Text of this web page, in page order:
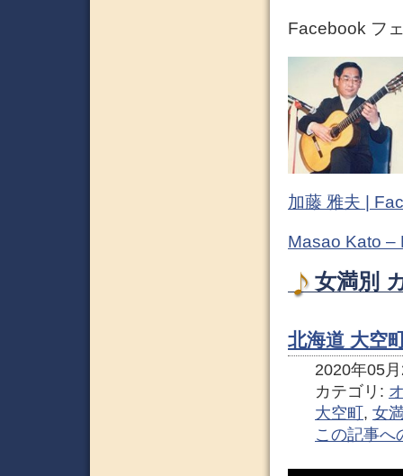
Facebook フ
加藤 雅夫 |
Masao Kato –
女満別
北海道 大空
2020年05
カテゴリ:
大空町 , 女
この記事へ